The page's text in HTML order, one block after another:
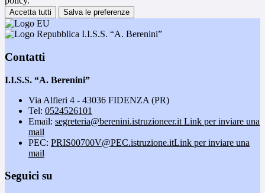
Accetta tutti Salva le preferenze
I.I.S.S. “A. Berenini”
Contatti
I.I.S.S. “A. Berenini”
Via Alfieri 4 - 43036 FIDENZA (PR)
Tel: 0524526101
Email: segreteria@berenini.istruzioneer.it Link per inviare una
mail
PEC: PRIS00700V@PEC.istruzione.itLink per inviare una
mail
Seguici su